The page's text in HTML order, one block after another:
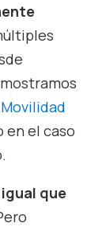
en el caso
que